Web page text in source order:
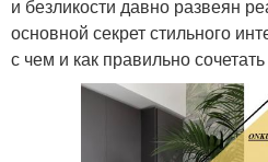
и безликости давно развеян
основной секрет стильного
с чем и как правильно